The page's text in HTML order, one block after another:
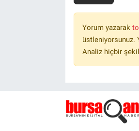
Yorum yazarak
üstleniyorsunuz.
Analiz hiçbir